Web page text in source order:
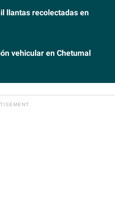
llantas recolectadas en
vehicular en Chetumal